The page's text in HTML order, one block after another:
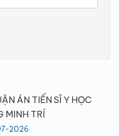
ÁN TIẾN SĨ Y HỌC
MINH TRÍ
2026